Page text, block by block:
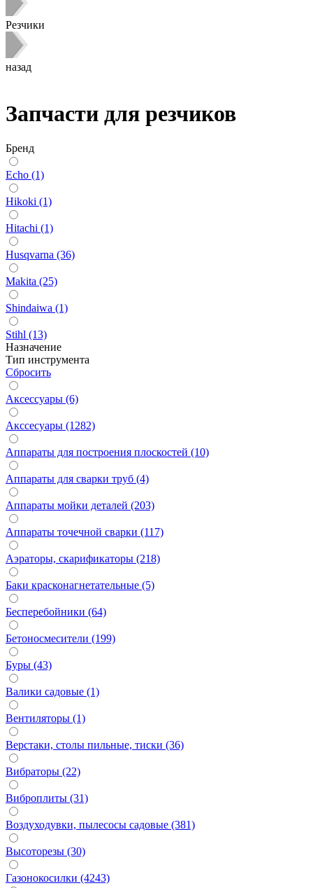
Резчики
назад
Запчасти для резчиков
Бренд
Echo (1)
Hikoki (1)
Hitachi (1)
Husqvarna (36)
Makita (25)
Shindaiwa (1)
Stihl (13)
Назначение
Тип инструмента
Сбросить
Аксессуары (6)
Акссесуары (1282)
Аппараты для построения плоскостей (10)
Аппараты для сварки труб (4)
Аппараты мойки деталей (203)
Аппараты точечной сварки (117)
Аэраторы, скарификаторы (218)
Баки красконагнетательные (5)
Бесперебойники (64)
Бетоносмесители (199)
Буры (43)
Валики садовые (1)
Вентиляторы (1)
Верстаки, столы пильные, тиски (36)
Вибраторы (22)
Виброплиты (31)
Воздуходувки, пылесосы садовые (381)
Высоторезы (30)
Газонокосилки (4243)